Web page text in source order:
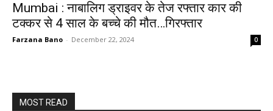
Mumbai : नाबालिग ड्राइवर के तेज रफ्तार कार की
टक्कर से 4 साल के बच्चे की मौत…गिरफ्तार
Farzana Bano - December 22, 2024 0
MOST READ